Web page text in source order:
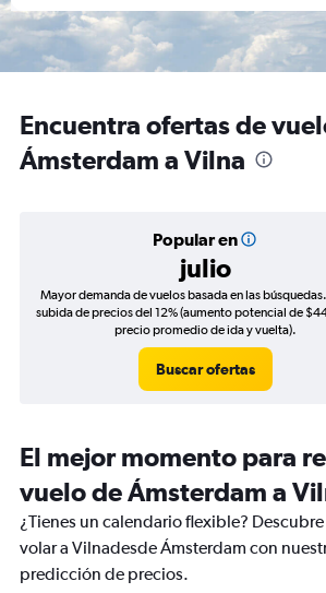
Encuentra ofertas de
Ámsterdam a Vilna
Popular en
julio
Mayor demanda de vuelos basada en las
subida de precios del 12% (aumento potencial de
precio promedio de ida y vuelta).
Buscar ofertas
El mejor momento para
vuelo de Ámsterdam a
¿Tienes un calendario flexible?
volar a Vilnadesde Ámsterdam con
predicción de precios.